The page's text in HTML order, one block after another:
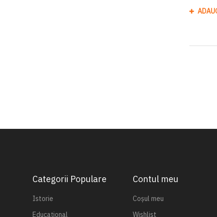
Categorii Populare
Istorie
Educațional
Contul meu
Coșul meu
Wishlist